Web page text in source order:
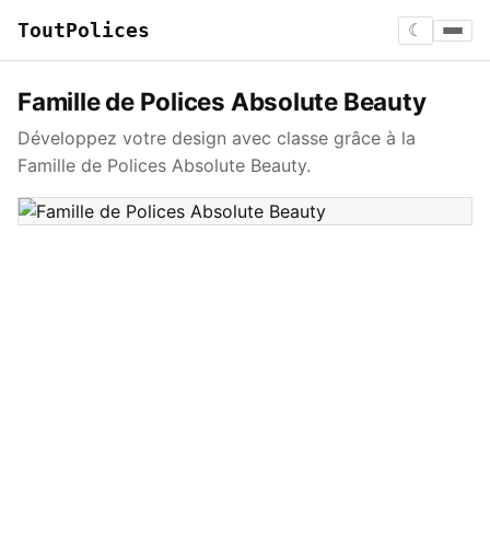
ToutPolices ☾
Famille de Polices Absolute Beauty
Développez votre design avec classe grâce à la
Famille de Polices Absolute Beauty.